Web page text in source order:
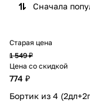
Сначала
Старая цена
1 549 ₽
Цена со скидкой
774 ₽
Бортик из 4